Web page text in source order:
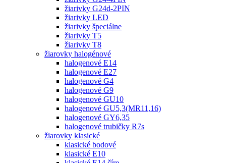
žiarivky G24d-2PIN
žiarivky LED
žiarivky špeciálne
žiarivky T5
žiarivky T8
žiarovky halogénové
halogenové E14
halogenové E27
halogenové G4
halogenové G9
halogenové GU10
halogenové GU5,3(MR11,16)
halogenové GY6,35
halogenové trubičky R7s
žiarovky klasické
klasické bodové
klasické E10